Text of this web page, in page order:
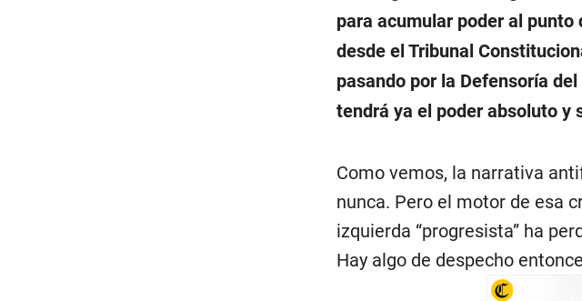
para acumular poder al
desde el Tribunal
pasando por la Defensoría
tendrá ya el poder absoluto y
Como vemos, la narrativa
nunca. Pero el motor de esa
izquierda “progresista” ha
Hay algo de despecho